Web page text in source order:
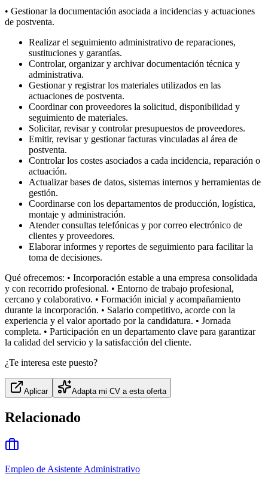
• Gestionar la documentación asociada a incidencias y actuaciones
de postventa.
Realizar el seguimiento administrativo de reparaciones,
sustituciones y garantías.
Controlar, organizar y archivar documentación técnica y
administrativa.
Gestionar y registrar los materiales utilizados en las
actuaciones de postventa.
Coordinar con proveedores la solicitud, disponibilidad y
seguimiento de materiales.
Solicitar, revisar y controlar presupuestos de proveedores.
Emitir, revisar y gestionar facturas vinculadas al área de
postventa.
Controlar los costes asociados a cada incidencia, reparación o
actuación.
Actualizar bases de datos, sistemas internos y herramientas de
gestión.
Coordinarse con los departamentos de producción, logística,
montaje y administración.
Atender consultas telefónicas y por correo electrónico de
clientes y proveedores.
Elaborar informes y reportes de seguimiento para facilitar la
toma de decisiones.
Qué ofrecemos: • Incorporación estable a una empresa consolidada
y con recorrido profesional. • Entorno de trabajo profesional,
cercano y colaborativo. • Formación inicial y acompañamiento
durante la incorporación. • Salario competitivo, acorde con la
experiencia y el valor aportado por la candidatura. • Jornada
completa. • Participación en un departamento clave para garantizar
la calidad del servicio y la satisfacción del cliente.
¿Te interesa este puesto?
Aplicar Adapta mi CV a esta oferta
Relacionado
Empleo de Asistente Administrativo